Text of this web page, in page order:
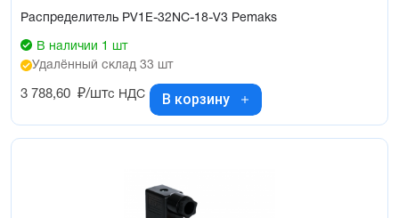
Распределитель PV1E-32NC-18-V3 Pemaks
В наличии 1 шт
Удалённый склад 33 шт
3 788,60 ₽/штс НДС В корзину